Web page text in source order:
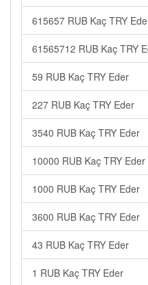
615657 RUB Kaç TRY
61565712 RUB Kaç TRY
59 RUB Kaç TRY Eder
227 RUB Kaç TRY Eder
3540 RUB Kaç TRY Eder
10000 RUB Kaç TRY Eder
1000 RUB Kaç TRY Eder
3600 RUB Kaç TRY Eder
43 RUB Kaç TRY Eder
1 RUB Kaç TRY Eder